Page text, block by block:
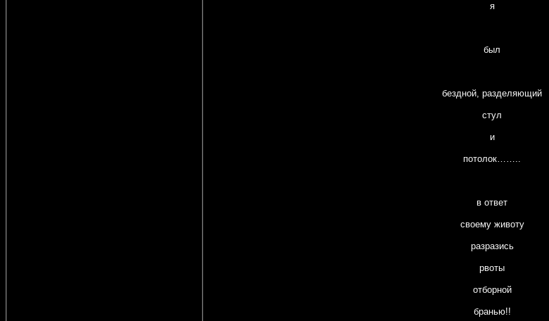
я
был
бездной, разделяющий
стул
и
потолок……..
в ответ
своему животу
разразись
рвоты
отборной
бранью!!